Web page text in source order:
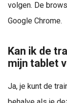
volgen. De
Google Chrome.
Kan ik de
mijn tablet
Ja, je kunt de